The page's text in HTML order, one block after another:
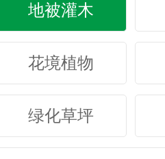
地被灌木
花境植物
绿化草坪